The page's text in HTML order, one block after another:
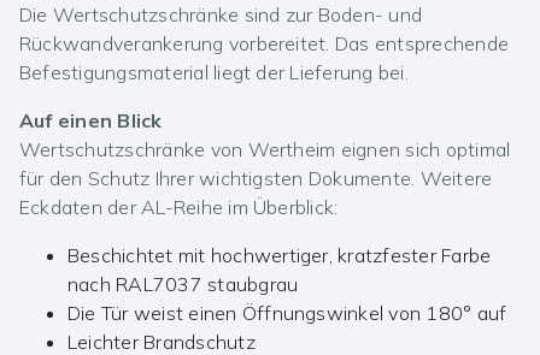
Die Wertschutzschränke sind zur Boden- und
Rückwandverankerung vorbereitet. Das entsprechende
Befestigungsmaterial liegt der Lieferung bei.
Auf einen Blick
Wertschutzschränke von Wertheim eignen sich optimal
für den Schutz Ihrer wichtigsten Dokumente. Weitere
Eckdaten der AL-Reihe im Überblick:
Beschichtet mit hochwertiger, kratzfester Farbe
nach RAL7037 staubgrau
Die Tür weist einen Öffnungswinkel von 180° auf
Leichter Brandschutz